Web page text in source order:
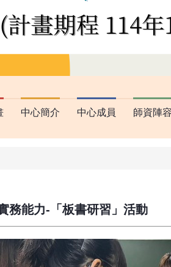
中心簡介 中心成員 師資陣容
務能力-「板書研習」活動